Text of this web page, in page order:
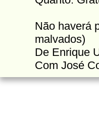
Não haverá
malvados)
De Enrique
Com José